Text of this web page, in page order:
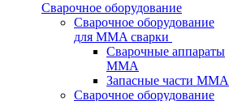
Сварочное оборудование
Сварочное оборудование
для MMA сварки
Сварочные аппараты
MMA
Запасные части MMA
Сварочное оборудование